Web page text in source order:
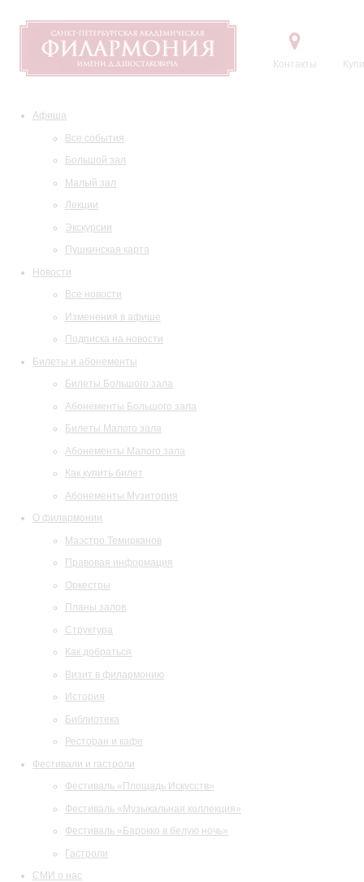
Контакты
Афиша
Все события
Большой зал
Малый зал
Лекции
Экскурсии
Пушкинская карта
Новости
Все новости
Изменения в афише
Подписка на новости
Билеты и абонементы
Билеты Большого зала
Абонементы Большого зала
Билеты Малого зала
Абонементы Малого зала
Как купить билет
Абонементы Музитория
О филармонии
Маэстро Темирканов
Правовая информация
Оркестры
Планы залов
Структура
Как добраться
Визит в филармонию
История
Библиотека
Ресторан и кафе
Фестивали и гастроли
Фестиваль «Площадь Искусств»
Фестиваль «Музыкальная коллекция»
Фестиваль «Барокко в белую ночь»
Гастроли
СМИ о нас